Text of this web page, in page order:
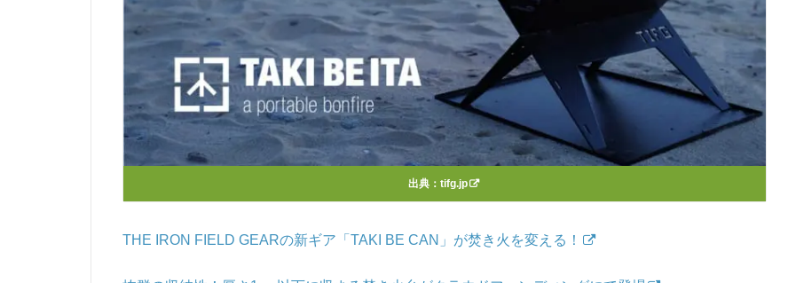
出典： tifg.jp
THE IRON FIELD GEARの新ギア「TAKI BE CAN」が焚き火を変える！